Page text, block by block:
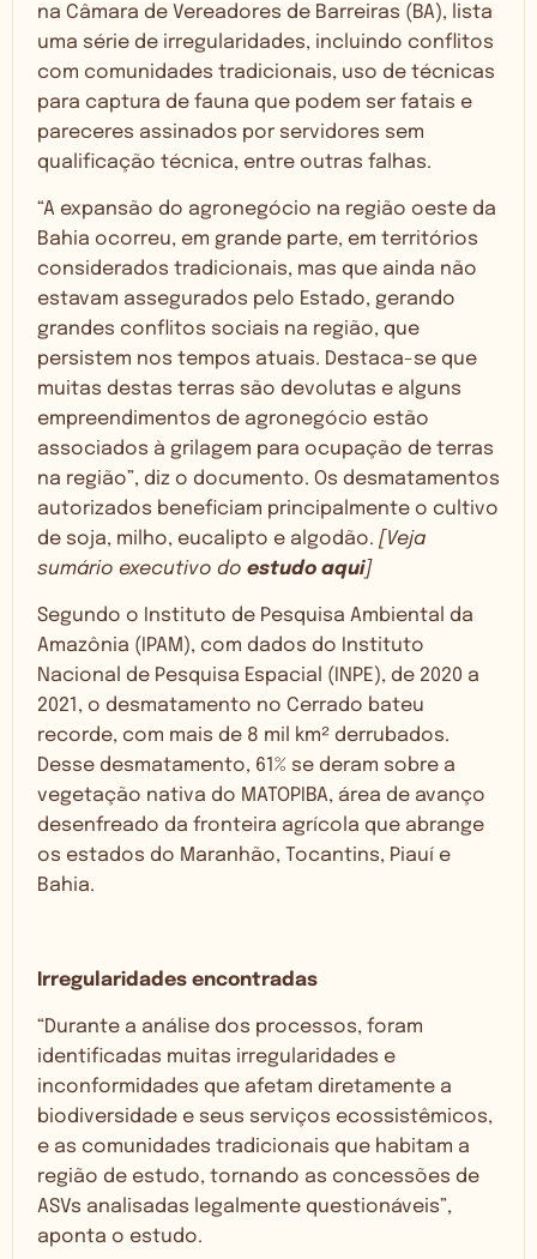
na Câmara de Vereadores de Barreiras (BA), lista
uma série de irregularidades, incluindo conflitos
com comunidades tradicionais, uso de técnicas
para captura de fauna que podem ser fatais e
pareceres assinados por servidores sem
qualificação técnica, entre outras falhas.
“A expansão do agronegócio na região oeste da
Bahia ocorreu, em grande parte, em territórios
considerados tradicionais, mas que ainda não
estavam assegurados pelo Estado, gerando
grandes conflitos sociais na região, que
persistem nos tempos atuais. Destaca-se que
muitas destas terras são devolutas e alguns
empreendimentos de agronegócio estão
associados à grilagem para ocupação de terras
na região”, diz o documento. Os desmatamentos
autorizados beneficiam principalmente o cultivo
de soja, milho, eucalipto e algodão. [Veja
sumário executivo do estudo aqui]
Segundo o Instituto de Pesquisa Ambiental da
Amazônia (IPAM), com dados do Instituto
Nacional de Pesquisa Espacial (INPE), de 2020 a
2021, o desmatamento no Cerrado bateu
recorde, com mais de 8 mil km² derrubados.
Desse desmatamento, 61% se deram sobre a
vegetação nativa do MATOPIBA, área de avanço
desenfreado da fronteira agrícola que abrange
os estados do Maranhão, Tocantins, Piauí e
Bahia.
Irregularidades encontradas
“Durante a análise dos processos, foram
identificadas muitas irregularidades e
inconformidades que afetam diretamente a
biodiversidade e seus serviços ecossistêmicos,
e as comunidades tradicionais que habitam a
região de estudo, tornando as concessões de
ASVs analisadas legalmente questionáveis”,
aponta o estudo.